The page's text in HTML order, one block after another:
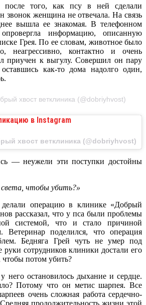
после того, как псу в ней сделали
женщина не отвечала. На связь
вышла ее знакомая. В телефонном
информацию, описанную
Грея. По ее словам, животное было
неагрессивно, контактно и очень
приучен к выгулу. Совершил он пару
как-то дома надолго один,
хвост ветклиника (@dobriyhvost)
в Instagram
хвост ветклиника (@dobriyhvost)
— неужели эти поступки достойны
чтобы убить?»
делали операцию в клинике «Добрый
рассказал, что у пса были проблемы
системой, что и стало причиной
Ветеринар поделился, что операция
Бедняга Грей чуть не умер под
сотрудников клиники достали его
чтобы потом убить?
него остановилось дыхание и сердце.
Потому что он метис шарпея. Все
очень сложная работа сердечно-
продолжительность жизни этой